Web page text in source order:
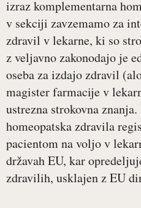
izraz komplementarna
v sekciji zavzemamo za
zdravil v lekarne, ki so
z veljavno zakonodajo je
oseba za izdajo zdravil
magister farmacije v
ustrezna strokovna
homeopatska zdravila
pacientom na voljo v
državah EU, kar
zdravilih, usklajen z EU